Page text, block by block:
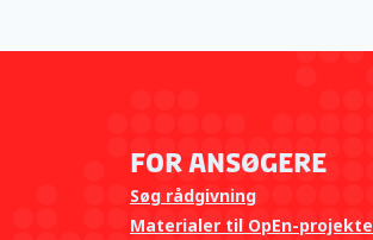
For ansøgere
Søg rådgivning
Materialer til OpEn-